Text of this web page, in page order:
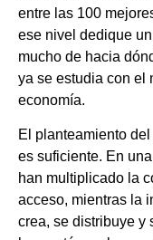
entre las 100
ese nivel dedique
mucho de hacia
ya se estudia con el
economía.
El planteamiento
es suficiente. En
han multiplicado la
acceso, mientras la
crea, se distribuye y